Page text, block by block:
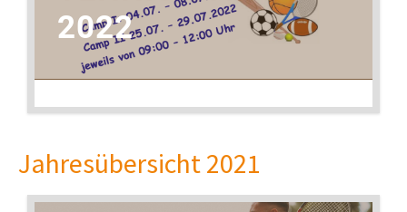
2022
Jahresübersicht 2021